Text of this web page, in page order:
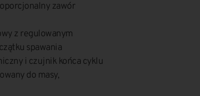
zawór
z regulowanym
spawania
i czujnik końca cyklu
do masy,